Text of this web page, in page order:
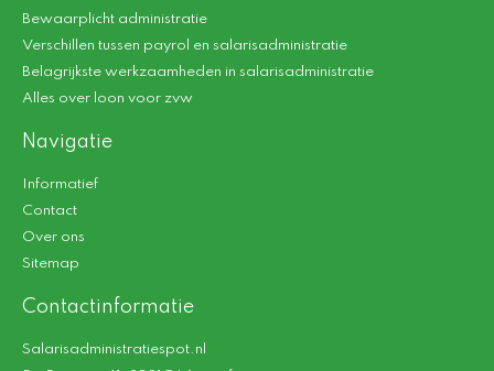
Bewaarplicht administratie
Verschillen tussen payrol en salarisadministratie
Belagrijkste werkzaamheden in salarisadministratie
Alles over loon voor zvw
Navigatie
Informatief
Contact
Over ons
Sitemap
Contactinformatie
Salarisadministratiespot.nl